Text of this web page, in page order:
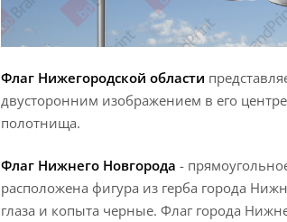
Флаг Нижегородской области
двусторонним изображением в его
полотнища.
Флаг Нижнего Новгорода -
расположена фигура из герба города
глаза и копыта черные. Флаг города